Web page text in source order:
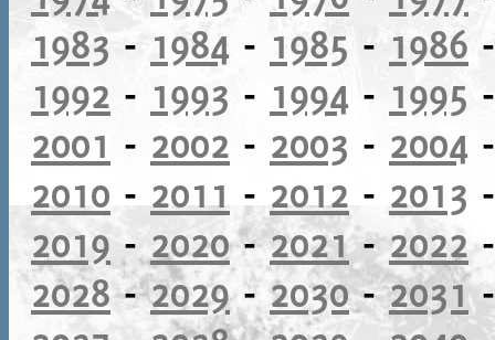
1983 - 1984 - 1985 - 1986
1992 - 1993 - 1994 - 1995
2001 - 2002 - 2003 - 2004
2010 - 2011 - 2012 - 2013
2019 - 2020-2021-2022
2028-2029- 2030-2031